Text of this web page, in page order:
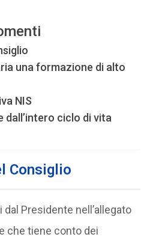
una formazione di alto
NIS
dall’intero ciclo di vita
Consiglio
Presidente nell’allegato
che tiene conto dei